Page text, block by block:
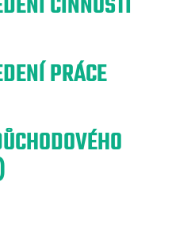
PRÁCE